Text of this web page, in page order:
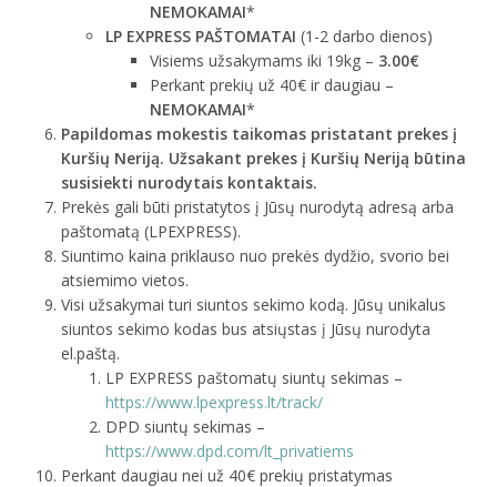
NEMOKAMAI*
LP EXPRESS PAŠTOMATAI (1-2 darbo dienos)
Visiems užsakymams iki 19kg – 3.00€
Perkant prekių už 40€ ir daugiau –
NEMOKAMAI*
Papildomas mokestis taikomas pristatant prekes į
Kuršių Neriją. Užsakant prekes į Kuršių Neriją būtina
susisiekti nurodytais kontaktais.
Prekės gali būti pristatytos į Jūsų nurodytą adresą arba
paštomatą (LPEXPRESS).
Siuntimo kaina priklauso nuo prekės dydžio, svorio bei
atsiemimo vietos.
Visi užsakymai turi siuntos sekimo kodą. Jūsų unikalus
siuntos sekimo kodas bus atsiųstas į Jūsų nurodyta
el.paštą.
LP EXPRESS paštomatų siuntų sekimas –
https://www.lpexpress.lt/track/
DPD siuntų sekimas –
https://www.dpd.com/lt_privatiems
Perkant daugiau nei už 40€ prekių pristatymas